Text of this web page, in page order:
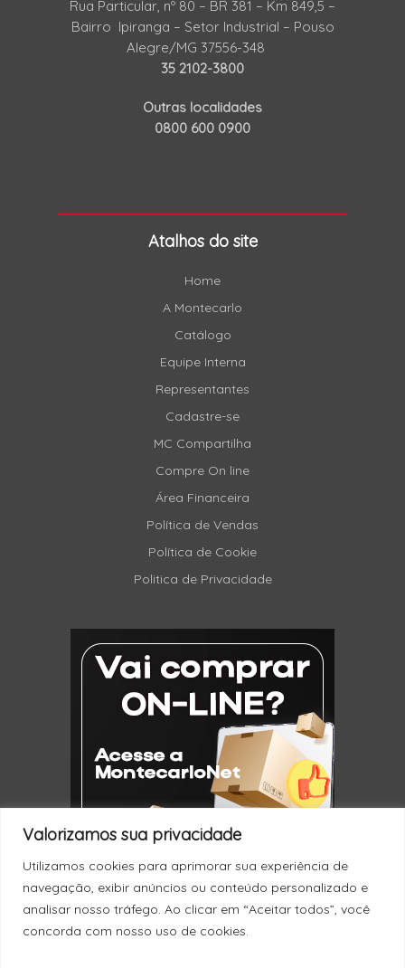
Valorizamos sua privacidade
Utilizamos cookies para aprimorar sua experiência de
navegação, exibir anúncios ou conteúdo personalizado e
analisar nosso tráfego. Ao clicar em “Aceitar todos”, você
concorda com nosso uso de cookies.
Rua Particular, nº 80 – BR 381 – Km 849,5 –
Bairro Ipiranga – Setor Industrial – Pouso
Alegre/MG 37556-348
35 2102-3800
Outras localidades
0800 600 0900
Atalhos do site
Home
A Montecarlo
Catálogo
Equipe Interna
Representantes
Cadastre-se
MC Compartilha
Compre On line
Área Financeira
Política de Vendas
Política de Cookie
Politica de Privacidade